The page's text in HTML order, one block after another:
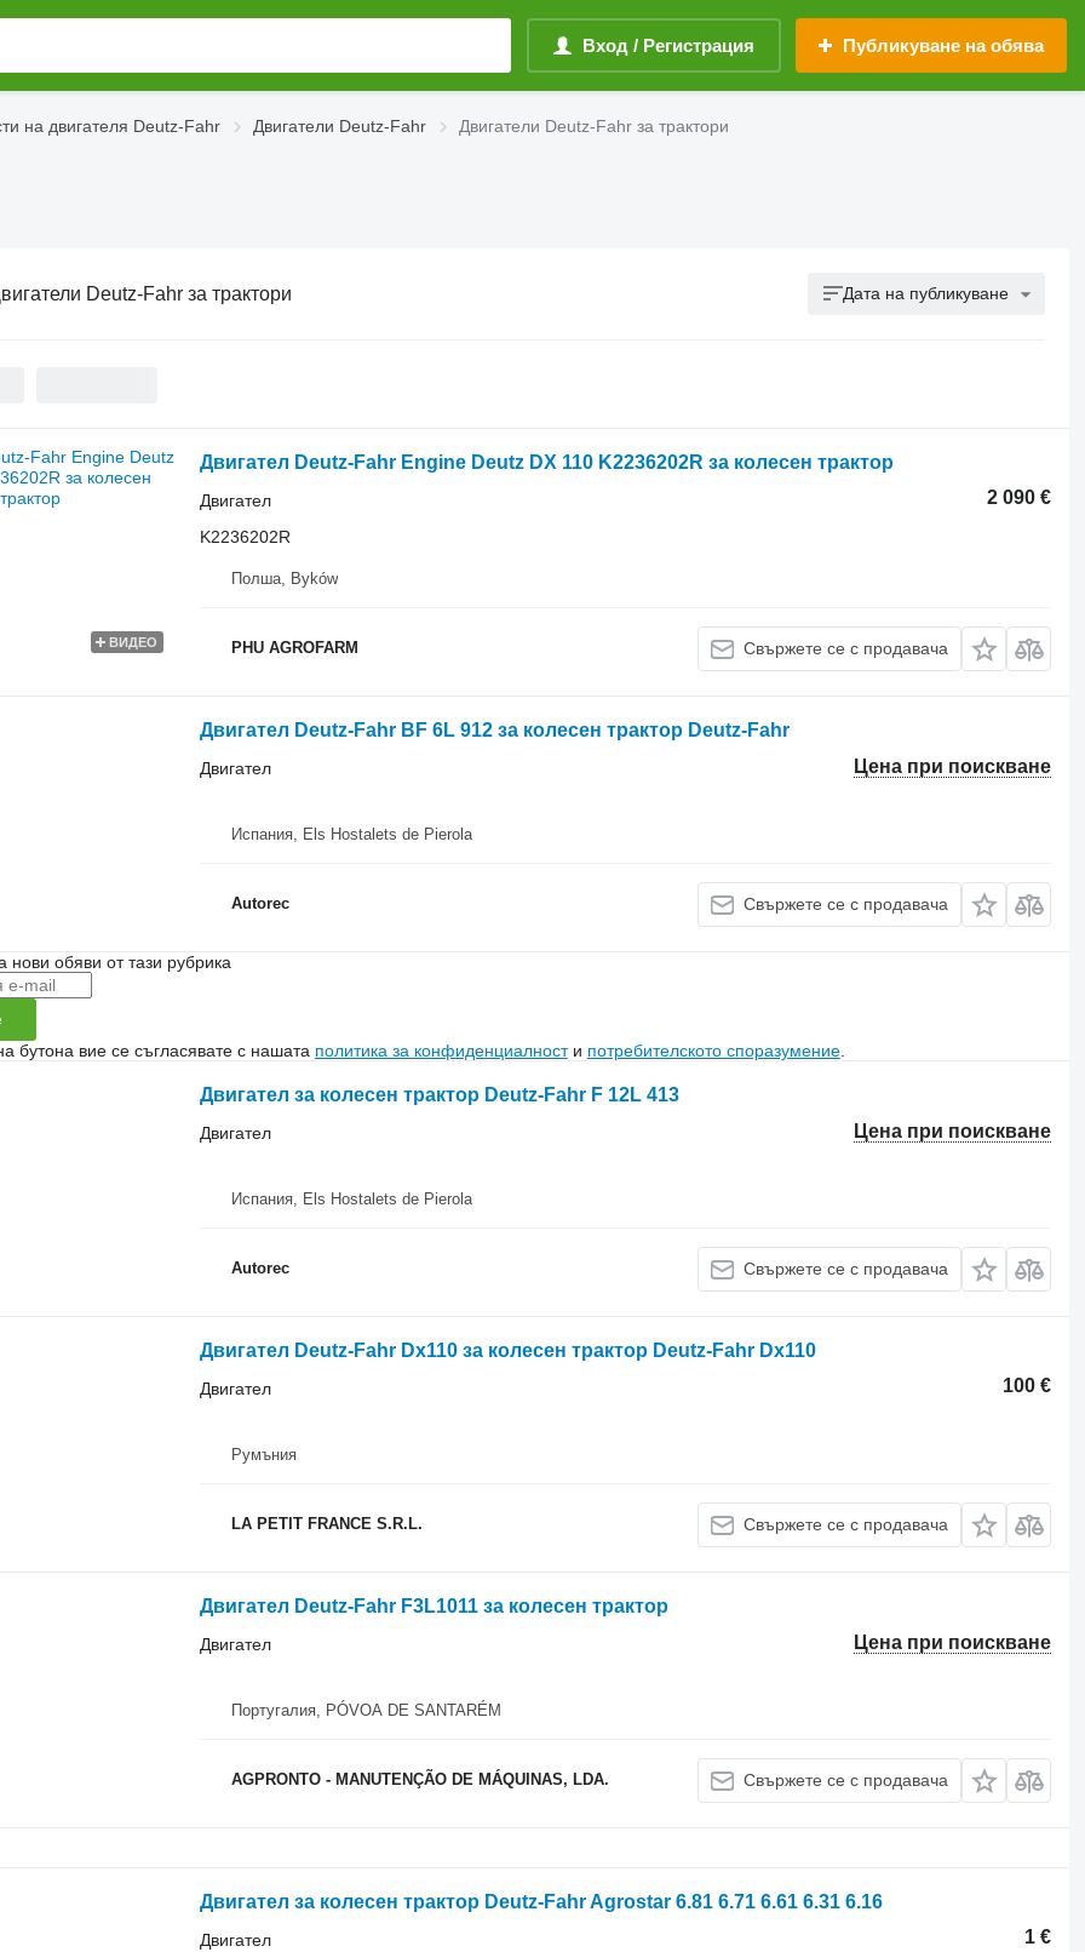
Вход / Регистрация Публикуване на обява
на двигателя Deutz-Fahr Двигатели Deutz-Fahr Двигатели Deutz-Fahr за трактори
Deutz-Fahr за трактори Дата на публикуване
ВИДЕО
Двигател Deutz-Fahr Engine Deutz DX 110 K2236202R за колесен трактор
2 090 €
Двигател
K2236202R
Полша, Byków
PHU AGROFARM Свържете се с продавача
Двигател Deutz-Fahr BF 6L 912 за колесен трактор Deutz-Fahr
Цена при поискване
Двигател
Испания, Els Hostalets de Pierola
Autorec Свържете се с продавача
нови обяви от тази рубрика
бутона вие се съгласявате с нашата политика за конфиденциалности потребителското споразумение.
Двигател за колесен трактор Deutz-Fahr F 12L 413
Цена при поискване
Двигател
Испания, Els Hostalets de Pierola
Autorec Свържете се с продавача
Двигател Deutz-Fahr Dx110 за колесен трактор Deutz-Fahr Dx110
100 €
Двигател
Румъния
LA PETIT FRANCE S.R.L. Свържете се с продавача
Двигател Deutz-Fahr F3L1011 за колесен трактор
Цена при поискване
Двигател
Португалия, PÓVOA DE SANTARÉM
AGPRONTO - MANUTENÇÃO DE MÁQUINAS, LDA. Свържете се с продавача
Двигател за колесен трактор Deutz-Fahr Agrostar 6.81 6.71 6.61 6.31 6.16
1 €
Двигател